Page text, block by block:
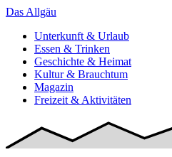
Das Allgäu
Unterkunft & Urlaub
Essen & Trinken
Geschichte & Heimat
Kultur & Brauchtum
Magazin
Freizeit & Aktivitäten